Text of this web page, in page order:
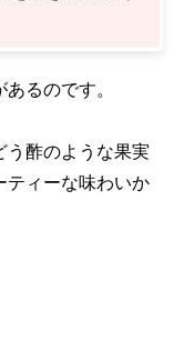
るのです。
う酢のような果実
ティーな味わいか